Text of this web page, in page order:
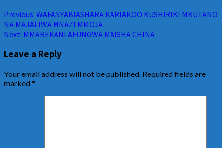
Previous: WAFANYABIASHARA KARIAKOO KUSHIRIKI MKUTANO
NA MAJALIWA MNAZI MMOJA
Next: MMAREKANI AFUNGWA MAISHA CHINA
Leave a Reply
Your email address will not be published. Required fields are
marked*